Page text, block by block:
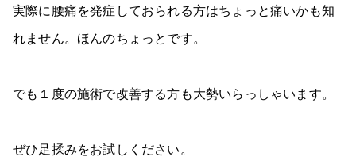
実際に腰痛を発症しておられる方はちょっと痛いかも知
れません。ほんのちょっとです。
でも１度の施術で改善する方も大勢いらっしゃいます。
ぜひ足揉みをお試しください。